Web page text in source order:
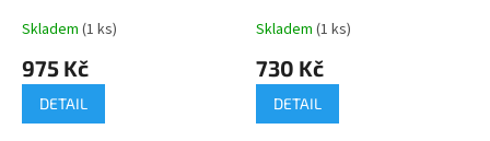
Skladem (1 ks)
975 Kč
DETAIL
růžová
Skladem (1 ks)
730 Kč
DETAIL